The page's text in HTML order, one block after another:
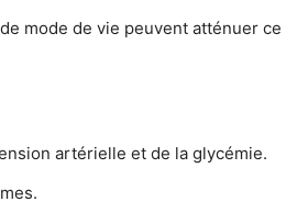
mode de vie peuvent atténuer ce
artérielle et de la glycémie.